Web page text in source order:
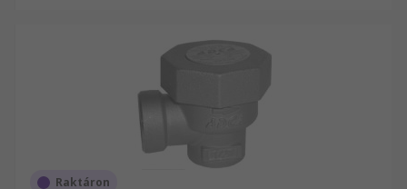
Raktáron